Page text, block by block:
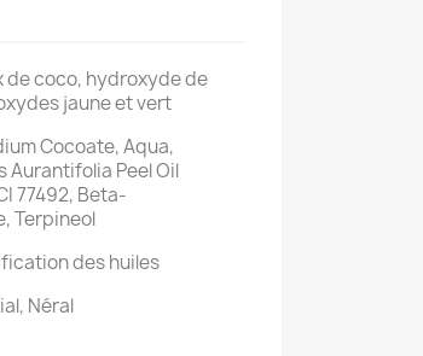
de coco, hydroxyde de
jaune et vert
Cocoate, Aqua,
Aurantifolia Peel Oil
77492, Beta-
Terpineol
des huiles
Néral